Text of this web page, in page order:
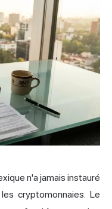
n'a jamais instauré
cryptomonnaies. Le